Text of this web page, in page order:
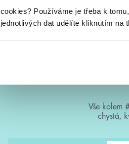
cookies? Používáme je třeba k
jednotlivých dat udělíte kliknutím na
Vše kolem
chystá,